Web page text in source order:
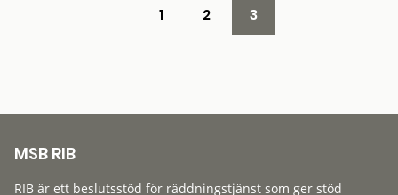
1 2 3
MSB RIB
RIB är ett beslutsstöd för räddningstjänst som ger stöd